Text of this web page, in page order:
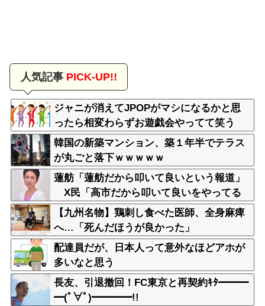
人気記事PICK-UP!!
ジャニが消えてJPOPがマシになるかと思
ったら相変わらずお遊戯会やってて笑う
韓国の新築マンション、築１年半でテラス
が丸ごと落下ｗｗｗｗｗ
蓮舫「蓮舫だから叩いて良いという報道」
X民「高市だから叩いて良いをやってる
のがお前だろ」
【九州名物】鶏刺し食べた医師、全身麻痺
へ…「死んだほうが良かった」
配達員だが、日本人って意外なほどアホが
多いなと思う
長友、引退撤回！FC東京と再契約ｷﾀ━━━
━(ﾟ∀ﾟ)━━━━!!